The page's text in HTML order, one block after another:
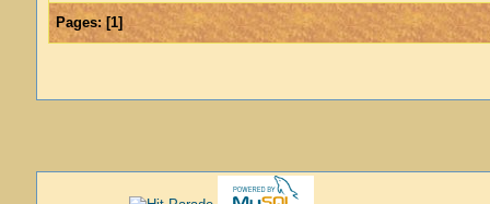
Pages:[1]